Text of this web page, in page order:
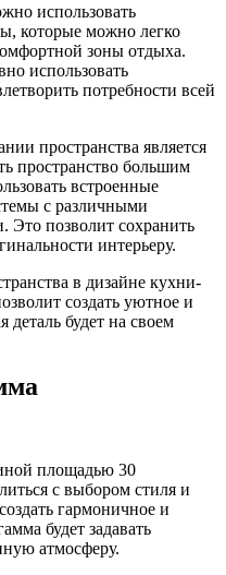
использовать
которые можно легко
зоны отдыха.
использовать
потребности всей
пространства является
пространство большим
встроенные
с различными
позволит сохранить
интерьеру.
в дизайне кухни-
создать уютное и
деталь будет на своем
площадью 30
с выбором стиля и
гармоничное и
будет задавать
атмосферу.